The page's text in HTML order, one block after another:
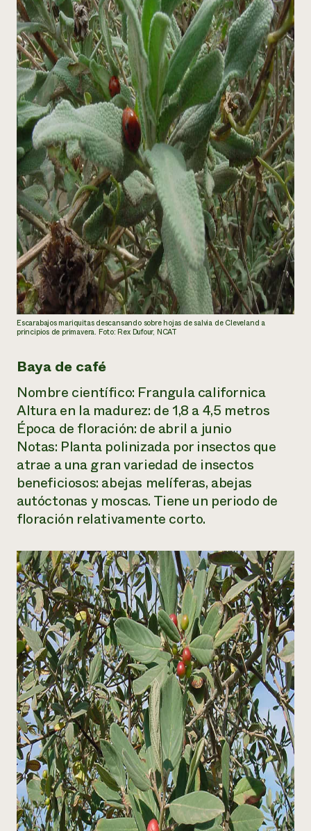
Escarabajos mariquitas descansando sobre hojas de salvia de Cleveland a
principios de primavera. Foto: Rex Dufour, NCAT
Baya de café
Nombre científico: Frangula californica
Altura en la madurez: de 1,8 a 4,5 metros
Época de floración: de abril a junio
Notas: Planta polinizada por insectos que
atrae a una gran variedad de insectos
beneficiosos: abejas melíferas, abejas
autóctonas y moscas. Tiene un periodo de
floración relativamente corto.